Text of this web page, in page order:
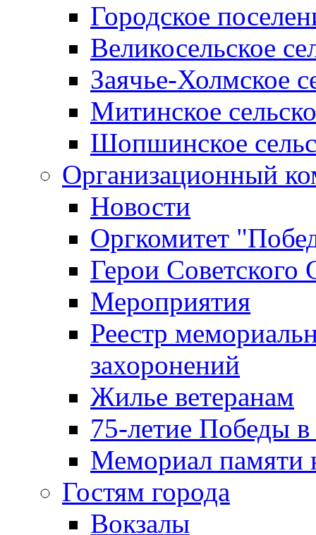
Городское
Великосельское
Заячье-Холмское
Митинское
Шопшинское
Организационный
Новости
Оргкомитет
Герои Советского
Мероприятия
Реестр
захоронений
Жилье ветеранам
75-летие Победы
Мемориал памяти
Гостям города
Вокзалы